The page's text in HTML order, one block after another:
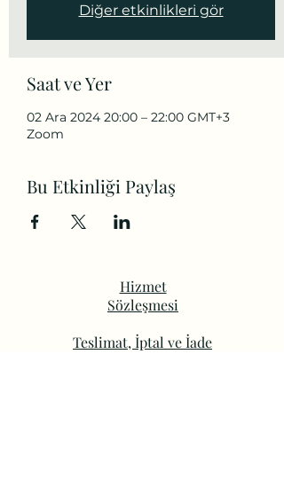
Diğer etkinlikleri gör
Saat ve Yer
02 Ara 2024 20:00 – 22:00 GMT+3
Zoom
Bu Etkinliği Paylaş
Hizmet
Sözleşmesi
Teslimat, İptal ve İade